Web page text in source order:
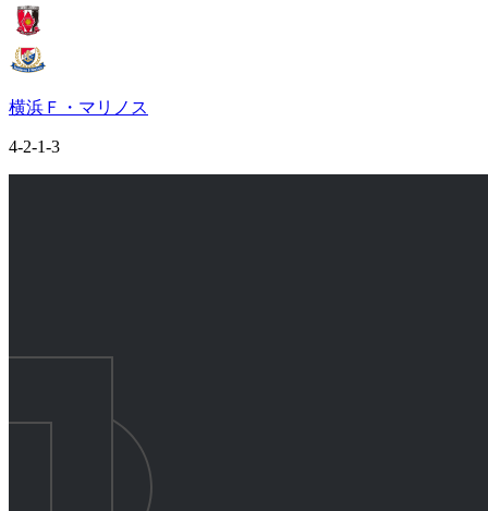
横浜Ｆ・マリノス
4-2-1-3